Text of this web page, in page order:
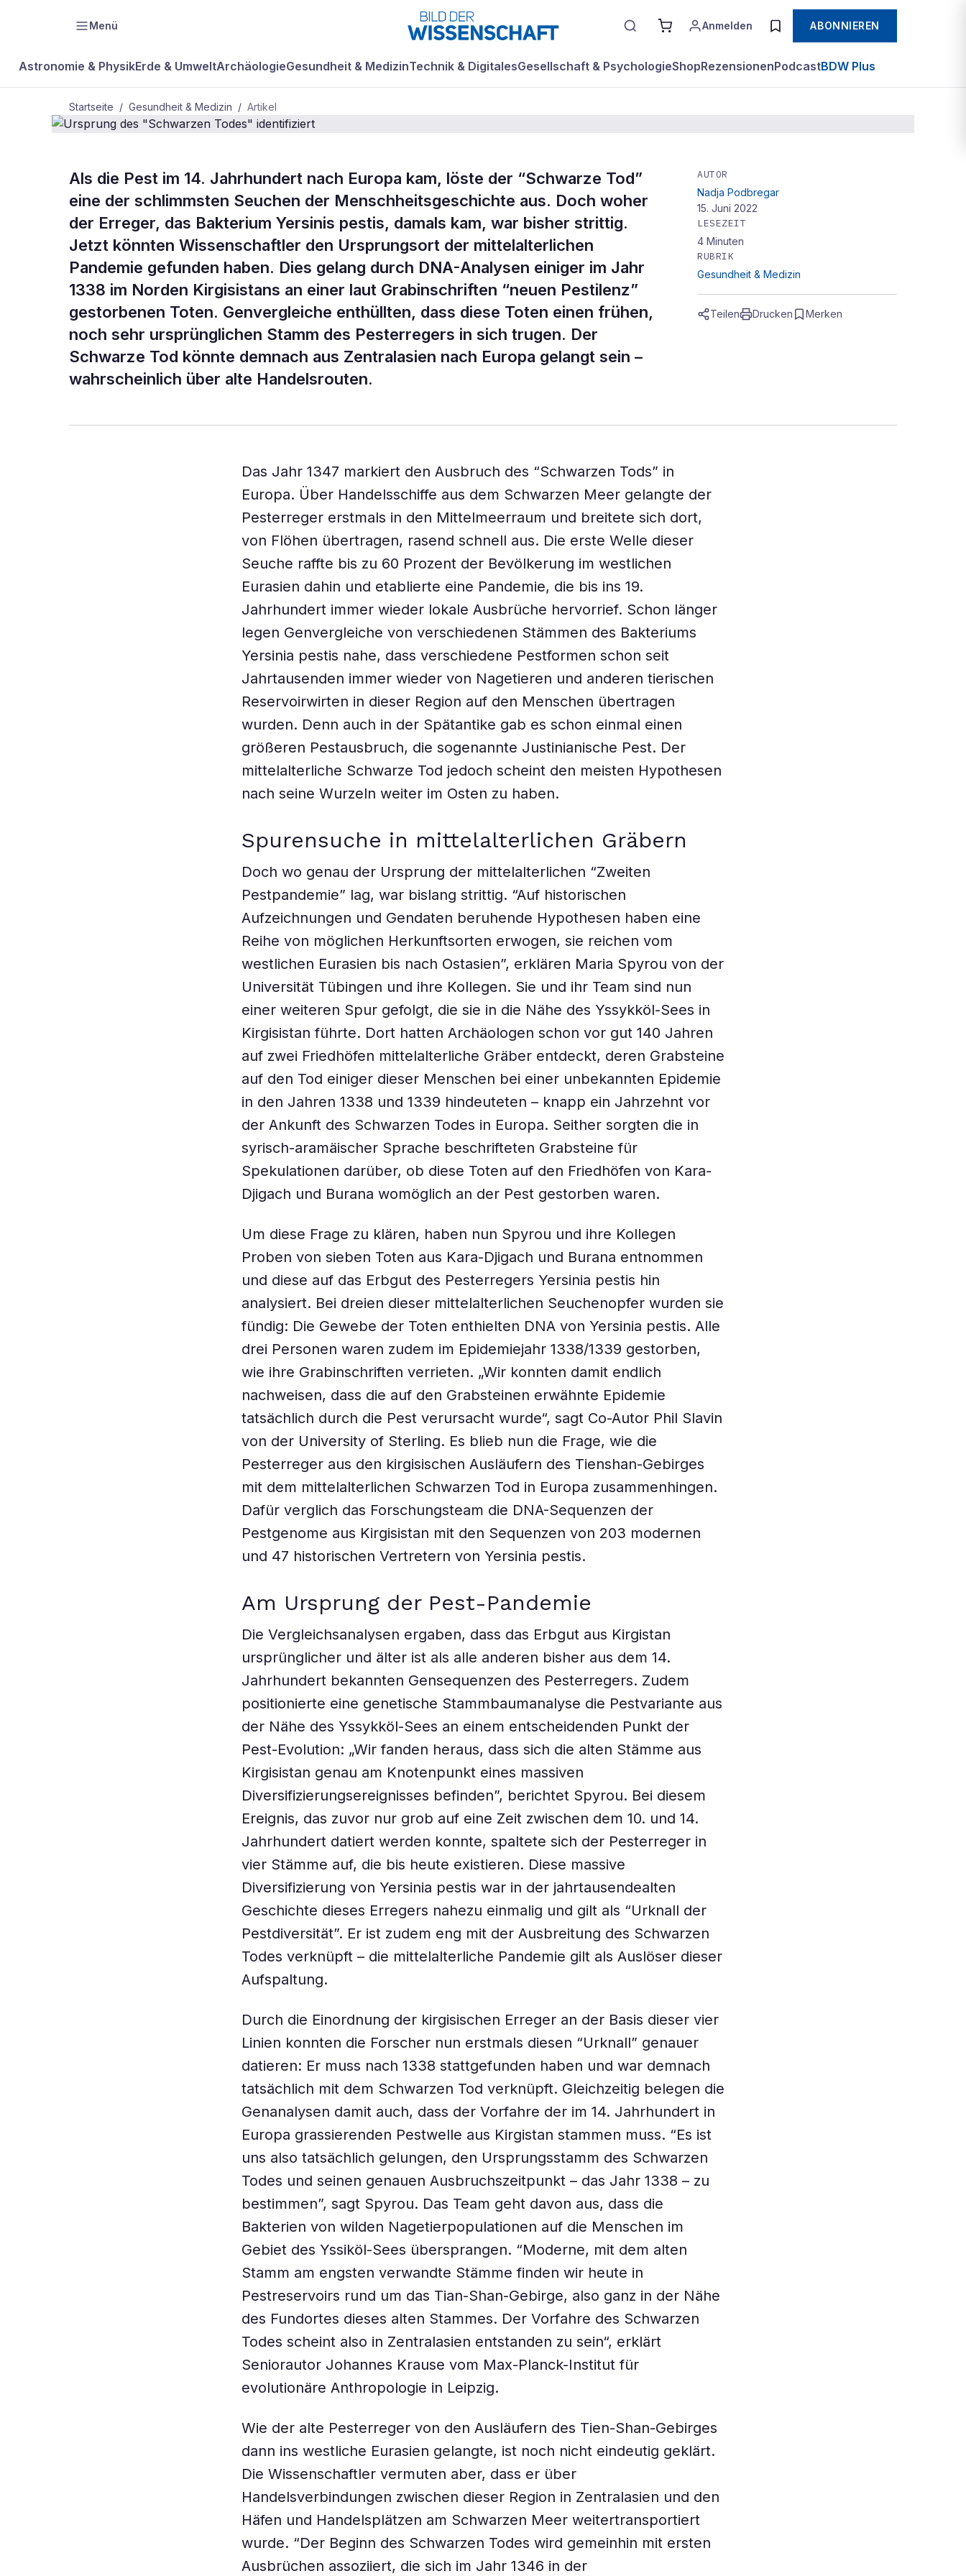
Menü Anmelden ABONNIEREN
Astronomie & PhysikErde & UmweltArchäologieGesundheit & MedizinTechnik & DigitalesGesellschaft & PsychologieShopRezensionenPodcastBDW Plus
Startseite / Gesundheit & Medizin / Artikel
GESUNDHEIT & MEDIZIN
Ursprung des "Schwarzen Todes"
identifiziert
Als die Pest im 14. Jahrhundert nach Europa kam, löste der “Schwarze Tod”
eine der schlimmsten Seuchen der Menschheitsgeschichte aus. Doch woher
der Erreger, das Bakterium Yersinis pestis, damals kam, war bisher strittig.
Jetzt könnten Wissenschaftler den Ursprungsort der mittelalterlichen
Pandemie gefunden haben. Dies gelang durch DNA-Analysen einiger im Jahr
1338 im Norden Kirgisistans an einer laut Grabinschriften “neuen Pestilenz”
gestorbenen Toten. Genvergleiche enthüllten, dass diese Toten einen frühen,
noch sehr ursprünglichen Stamm des Pesterregers in sich trugen. Der
Schwarze Tod könnte demnach aus Zentralasien nach Europa gelangt sein –
wahrscheinlich über alte Handelsrouten.
AUTOR
Nadja Podbregar
15. Juni 2022
LESEZEIT
4 Minuten
RUBRIK
Gesundheit & Medizin
Teilen Drucken Merken
Das Jahr 1347 markiert den Ausbruch des “Schwarzen Tods” in
Europa. Über Handelsschiffe aus dem Schwarzen Meer gelangte der
Pesterreger erstmals in den Mittelmeerraum und breitete sich dort,
von Flöhen übertragen, rasend schnell aus. Die erste Welle dieser
Seuche raffte bis zu 60 Prozent der Bevölkerung im westlichen
Eurasien dahin und etablierte eine Pandemie, die bis ins 19.
Jahrhundert immer wieder lokale Ausbrüche hervorrief. Schon länger
legen Genvergleiche von verschiedenen Stämmen des Bakteriums
Yersinia pestis nahe, dass verschiedene Pestformen schon seit
Jahrtausenden immer wieder von Nagetieren und anderen tierischen
Reservoirwirten in dieser Region auf den Menschen übertragen
wurden. Denn auch in der Spätantike gab es schon einmal einen
größeren Pestausbruch, die sogenannte Justinianische Pest. Der
mittelalterliche Schwarze Tod jedoch scheint den meisten Hypothesen
nach seine Wurzeln weiter im Osten zu haben.
Spurensuche in mittelalterlichen Gräbern
Doch wo genau der Ursprung der mittelalterlichen “Zweiten
Pestpandemie” lag, war bislang strittig. “Auf historischen
Aufzeichnungen und Gendaten beruhende Hypothesen haben eine
Reihe von möglichen Herkunftsorten erwogen, sie reichen vom
westlichen Eurasien bis nach Ostasien”, erklären Maria Spyrou von der
Universität Tübingen und ihre Kollegen. Sie und ihr Team sind nun
einer weiteren Spur gefolgt, die sie in die Nähe des Yssykköl-Sees in
Kirgisistan führte. Dort hatten Archäologen schon vor gut 140 Jahren
auf zwei Friedhöfen mittelalterliche Gräber entdeckt, deren Grabsteine
auf den Tod einiger dieser Menschen bei einer unbekannten Epidemie
in den Jahren 1338 und 1339 hindeuteten – knapp ein Jahrzehnt vor
der Ankunft des Schwarzen Todes in Europa. Seither sorgten die in
syrisch-aramäischer Sprache beschrifteten Grabsteine für
Spekulationen darüber, ob diese Toten auf den Friedhöfen von Kara-
Djigach und Burana womöglich an der Pest gestorben waren.
Um diese Frage zu klären, haben nun Spyrou und ihre Kollegen
Proben von sieben Toten aus Kara-Djigach und Burana entnommen
und diese auf das Erbgut des Pesterregers Yersinia pestis hin
analysiert. Bei dreien dieser mittelalterlichen Seuchenopfer wurden sie
fündig: Die Gewebe der Toten enthielten DNA von Yersinia pestis. Alle
drei Personen waren zudem im Epidemiejahr 1338/1339 gestorben,
wie ihre Grabinschriften verrieten. „Wir konnten damit endlich
nachweisen, dass die auf den Grabsteinen erwähnte Epidemie
tatsächlich durch die Pest verursacht wurde“, sagt Co-Autor Phil Slavin
von der University of Sterling. Es blieb nun die Frage, wie die
Pesterreger aus den kirgisischen Ausläufern des Tienshan-Gebirges
mit dem mittelalterlichen Schwarzen Tod in Europa zusammenhingen.
Dafür verglich das Forschungsteam die DNA-Sequenzen der
Pestgenome aus Kirgisistan mit den Sequenzen von 203 modernen
und 47 historischen Vertretern von Yersinia pestis.
Am Ursprung der Pest-Pandemie
Die Vergleichsanalysen ergaben, dass das Erbgut aus Kirgistan
ursprünglicher und älter ist als alle anderen bisher aus dem 14.
Jahrhundert bekannten Gensequenzen des Pesterregers. Zudem
positionierte eine genetische Stammbaumanalyse die Pestvariante aus
der Nähe des Yssykköl-Sees an einem entscheidenden Punkt der
Pest-Evolution: „Wir fanden heraus, dass sich die alten Stämme aus
Kirgisistan genau am Knotenpunkt eines massiven
Diversifizierungsereignisses befinden”, berichtet Spyrou. Bei diesem
Ereignis, das zuvor nur grob auf eine Zeit zwischen dem 10. und 14.
Jahrhundert datiert werden konnte, spaltete sich der Pesterreger in
vier Stämme auf, die bis heute existieren. Diese massive
Diversifizierung von Yersinia pestis war in der jahrtausendealten
Geschichte dieses Erregers nahezu einmalig und gilt als “Urknall der
Pestdiversität”. Er ist zudem eng mit der Ausbreitung des Schwarzen
Todes verknüpft – die mittelalterliche Pandemie gilt als Auslöser dieser
Aufspaltung.
Durch die Einordnung der kirgisischen Erreger an der Basis dieser vier
Linien konnten die Forscher nun erstmals diesen “Urknall” genauer
datieren: Er muss nach 1338 stattgefunden haben und war demnach
tatsächlich mit dem Schwarzen Tod verknüpft. Gleichzeitig belegen die
Genanalysen damit auch, dass der Vorfahre der im 14. Jahrhundert in
Europa grassierenden Pestwelle aus Kirgistan stammen muss. “Es ist
uns also tatsächlich gelungen, den Ursprungsstamm des Schwarzen
Todes und seinen genauen Ausbruchszeitpunkt – das Jahr 1338 – zu
bestimmen”, sagt Spyrou. Das Team geht davon aus, dass die
Bakterien von wilden Nagetierpopulationen auf die Menschen im
Gebiet des Yssiköl-Sees übersprangen. “Moderne, mit dem alten
Stamm am engsten verwandte Stämme finden wir heute in
Pestreservoirs rund um das Tian-Shan-Gebirge, also ganz in der Nähe
des Fundortes dieses alten Stammes. Der Vorfahre des Schwarzen
Todes scheint also in Zentralasien entstanden zu sein“, erklärt
Seniorautor Johannes Krause vom Max-Planck-Institut für
evolutionäre Anthropologie in Leipzig.
Wie der alte Pesterreger von den Ausläufern des Tien-Shan-Gebirges
dann ins westliche Eurasien gelangte, ist noch nicht eindeutig geklärt.
Die Wissenschaftler vermuten aber, dass er über
Handelsverbindungen zwischen dieser Region in Zentralasien und den
Häfen und Handelsplätzen am Schwarzen Meer weitertransportiert
wurde. “Der Beginn des Schwarzen Todes wird gemeinhin mit ersten
Ausbrüchen assoziiert, die sich im Jahr 1346 in der